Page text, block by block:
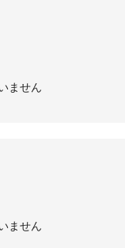
ません
ません